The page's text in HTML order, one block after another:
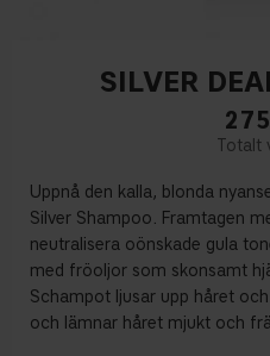
SILVER
275
Uppnå den kalla, blonda
Silver Shampoo. Framtagen
neutralisera oönskade gula
med fröoljor som skonsamt
Schampot ljusar upp håret
och lämnar håret mjukt och